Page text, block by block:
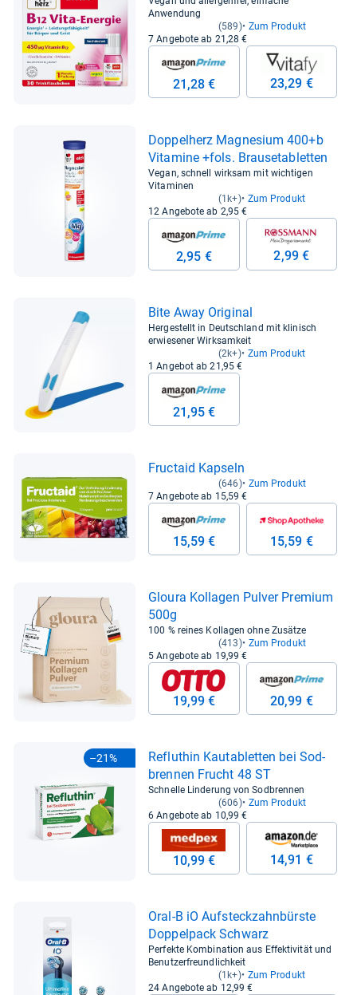
Anwendung
(589) Zum Produkt
7 Angebote ab 21,28 €
21,28 € 23,29 €
Dop­pel­herz Magne­sium 400+b
Vit­amine +fols. Brau­se­ta­blet­ten
Vegan, schnell wirksam mit wichtigen
Vitaminen
(1k+) Zum Produkt
12 Angebote ab 2,95 €
2,95 € 2,99 €
Bite Away Ori­gi­nal
Hergestellt in Deutschland mit klinisch
erwiesener Wirksamkeit
(2k+) Zum Produkt
1 Angebot ab 21,95 €
21,95 €
Fruc­taid Kap­seln
(646) Zum Produkt
7 Angebote ab 15,59 €
15,59 € 15,59 €
Gloura Kol­la­gen Pul­ver Pre­mium
500g
100 % reines Kollagen ohne Zusätze
(413) Zum Produkt
5 Angebote ab 19,99 €
19,99 € 20,99 €
–21%
Refluthin Kau­ta­blet­ten bei Sod­
bren­nen Frucht 48 ST
Schnelle Linderung von Sodbrennen
(606) Zum Produkt
6 Angebote ab 10,99 €
10,99 € 14,91 €
Oral-​B iO Auf­steck­zahn­bürste
Dop­pel­pack Schwarz
Perfekte Kombination aus Effektivität und
Benutzerfreundlichkeit
(1k+) Zum Produkt
24 Angebote ab 12,99 €